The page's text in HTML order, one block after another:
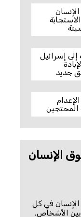
إلى إسرائيل
جديد
المحتجين
الإنسان
الإنسان في كل
الأشخاص.